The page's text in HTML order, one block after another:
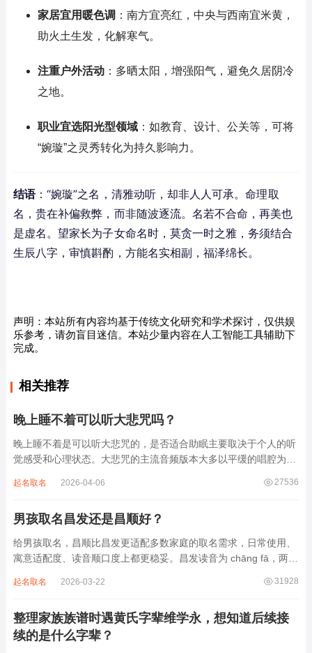
家居宜用暖色调 ：南方宜亮红，中央与西南宜米黄，
助火土生发，化解寒气。
注重户外活动：多晒太阳，增强阳气，避免久居阴冷
之地。
职业宜选阳光型领域：如教育、设计、公关等，可将
“婉璇”之灵秀转化为持久影响力。
结语：“婉璇”之名，清雅动听，却非人人可承。命理取
名，贵在补偏救弊，而非随波逐流。名若不合命，再美也
是虚名。望家长为子女命名时，莫贪一时之雅，务须结合
生辰八字，审慎斟酌，方能名实相副，福泽绵长。
声明：本站所有内容均基于传统文化研究和学术探讨，仅供娱
乐参考，请勿盲目迷信。本站少量内容在人工智能工具辅助下
完成。
相关推荐
晚上睡不着可以听大悲咒吗？
晚上睡不着是可以听大悲咒的，是否适合助眠主要取决于个人的听
觉感受和心理状态。大悲咒的主流音频版本大多以平缓的唱腔为
急促的鼓点，这类音频本身具备静心的基础特质。睡前思绪繁杂、
27536
起名取名 2026-04-06
男孩取名昌发还是昌顺好？
给男孩取名，昌顺比昌发更适配多数家庭的取名需求，日常使用、
寓意适配度、读音顺口度上都更稳妥。昌发读音为 chāng fā，两个
离叫名字时辨识度不高。昌字本义为兴盛、繁茂，发字核心指向发
31928
起名取名 2026-03-22
整理家族族谱时遇黄氏字辈维学永，想知道后续接
续的是什么字辈？